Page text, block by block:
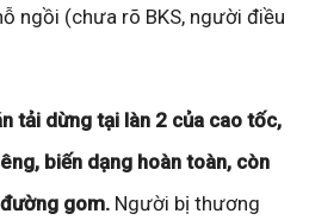
ngồi (chưa rõ BKS, người điều
tải dừng tại làn 2 của cao tốc,
biến dạng hoàn toàn, còn
gom. Người bị thương